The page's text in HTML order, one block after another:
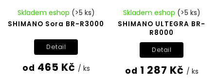
SHIMANO Sora BR-R3000
Skladem eshop (>5 ks)
od 465 Kč / ks
Detail
SHIMANO ULTEGRA BR-
R8000
Skladem eshop (>5 ks)
od 1 287 Kč / ks
Detail